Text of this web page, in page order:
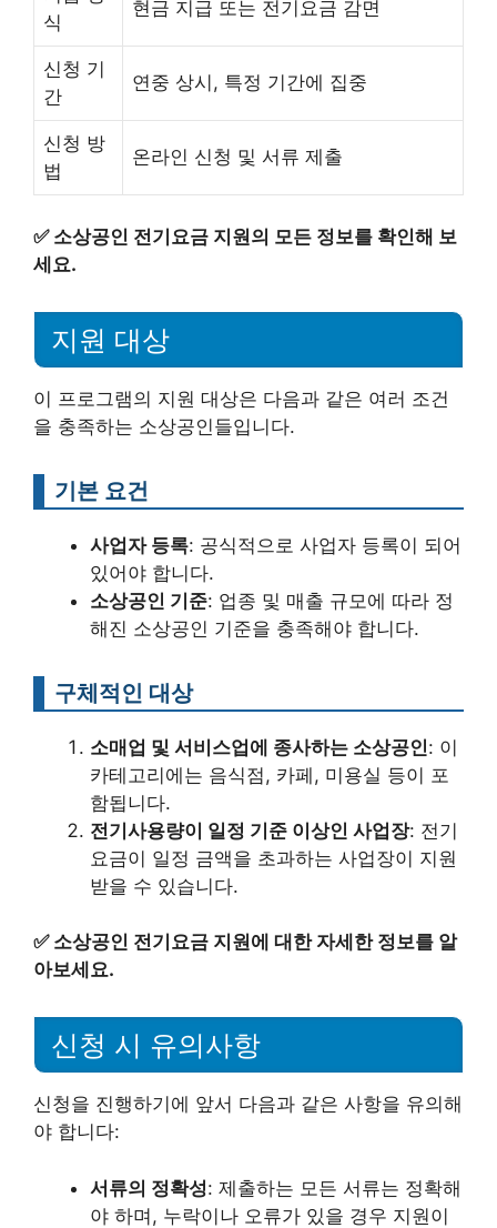
식
현금 지급 또는 전기요금 감면
신청 기
간
연중 상시, 특정 기간에 집중
신청 방
법
온라인 신청 및 서류 제출
✅ 소상공인 전기요금 지원의 모든 정보를 확인해 보
세요.
지원 대상
이 프로그램의 지원 대상은 다음과 같은 여러 조건
을 충족하는 소상공인들입니다.
기본 요건
사업자 등록: 공식적으로 사업자 등록이 되어
있어야 합니다.
소상공인 기준: 업종 및 매출 규모에 따라 정
해진 소상공인 기준을 충족해야 합니다.
구체적인 대상
소매업 및 서비스업에 종사하는 소상공인: 이
카테고리에는 음식점, 카페, 미용실 등이 포
함됩니다.
전기사용량이 일정 기준 이상인 사업장: 전기
요금이 일정 금액을 초과하는 사업장이 지원
받을 수 있습니다.
✅ 소상공인 전기요금 지원에 대한 자세한 정보를 알
아보세요.
신청 시 유의사항
신청을 진행하기에 앞서 다음과 같은 사항을 유의해
야 합니다:
서류의 정확성: 제출하는 모든 서류는 정확해
야 하며, 누락이나 오류가 있을 경우 지원이